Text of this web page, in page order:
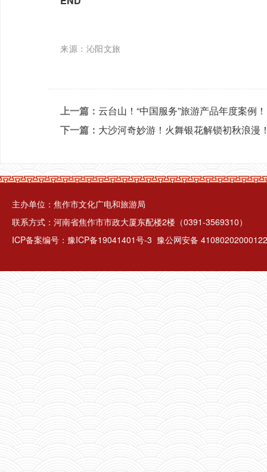
来源：沁阳文旅
上一篇： 云台山！“中国服务”旅游产品年度案例！
下一篇： 大沙河奇妙游！火舞银花解锁初秋浪漫
主办单位：焦作市文化广电和旅游局
联系方式：河南省焦作市市政大厦东配楼2楼（0391-3569310）
ICP备案编号： 豫ICP备19041401号-3 豫公网安备